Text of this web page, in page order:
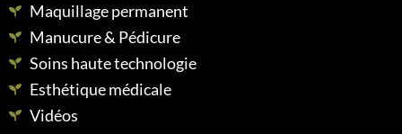
Maquillage permanent
Manucure & Pédicure
Soins haute technologie
Esthétique médicale
Vidéos